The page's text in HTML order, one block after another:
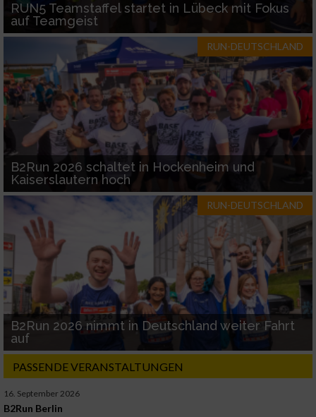
RUN5 Teamstaffel startet in Lübeck mit Fokus
auf Teamgeist
RUN-DEUTSCHLAND
B2Run 2026 schaltet in Hockenheim und
Kaiserslautern hoch
RUN-DEUTSCHLAND
B2Run 2026 nimmt in Deutschland weiter Fahrt
auf
PASSENDE VERANSTALTUNGEN
16. September 2026
B2Run Berlin